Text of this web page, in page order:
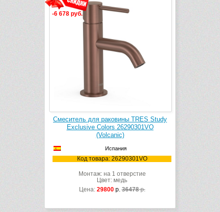
-6 678 руб.
Смеситель для раковины TRES Study
Exclusive Colors 26290301VO
(Volcanic)
Испания
Код товара: 26290301VO
Монтаж: на 1 отверстие
Цвет: медь
Цена: 29800р.36478р.